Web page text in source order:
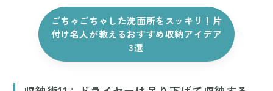
ごちゃごちゃした洗面所をスッキリ！片
付け名人が教えるおすすめ収納アイデア
3選